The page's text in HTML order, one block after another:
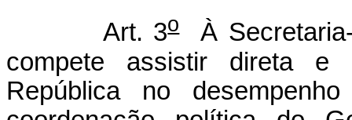
Art. 3oÀ Secretaria-
compete assistir direta e
República no